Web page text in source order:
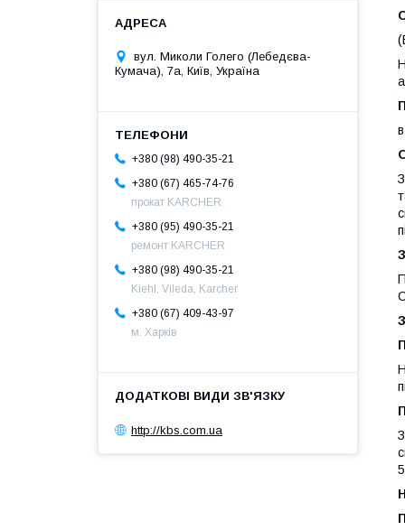
вул. Миколи Голего (Лебедєва-
Кумача), 7а, Київ, Україна
+380 (98) 490-35-21
+380 (67) 465-74-76
прокат KARCHER
+380 (95) 490-35-21
ремонт KARCHER
+380 (98) 490-35-21
Kiehl, Vileda, Karcher
+380 (67) 409-43-97
м. Харків
http://kbs.com.ua